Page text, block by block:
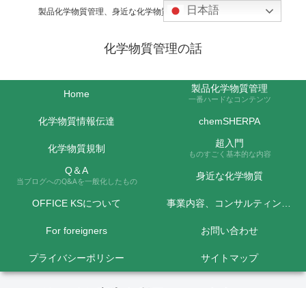
製品化学物質管理、身近な化学物質などの話題を取り上げます
化学物質管理の話
Home 製品化学物質管理
一番ハードなコンテンツ
化学物質情報伝達 chemSHERPA
化学物質規制 超入門
ものすごく基本的な内容
Q＆A
当ブログへのQ&Aを一般化したもの 身近な化学物質
OFFICE KSについて 事業内容、コンサルティング料金など
For foreigners お問い合わせ
プライバシーポリシー サイトマップ
日本語